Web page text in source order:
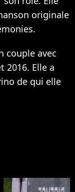
originale
couple avec
2016. Elle a
de qui elle